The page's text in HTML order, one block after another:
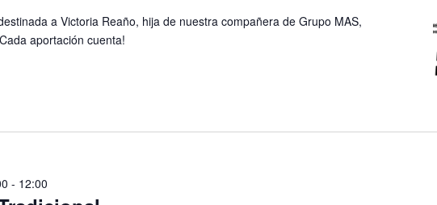
a Victoria Reaño, hija de nuestra compañera de Grupo MAS,
aportación cuenta!
- 12:00